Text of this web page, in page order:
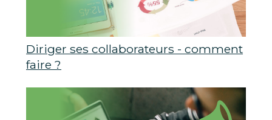
Diriger ses collaborateurs - comment
faire ?